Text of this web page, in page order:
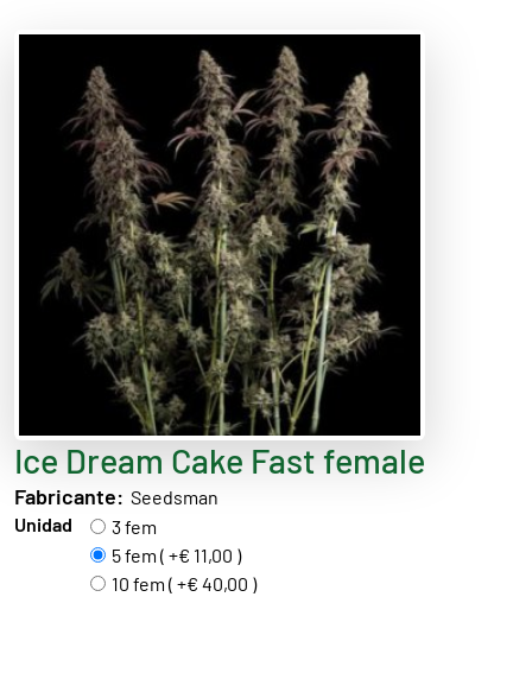
Ice Dream Cake Fast female
Fabricante: Seedsman
Unidad
3 fem
5 fem ( +€ 11,00 )
10 fem ( +€ 40,00 )